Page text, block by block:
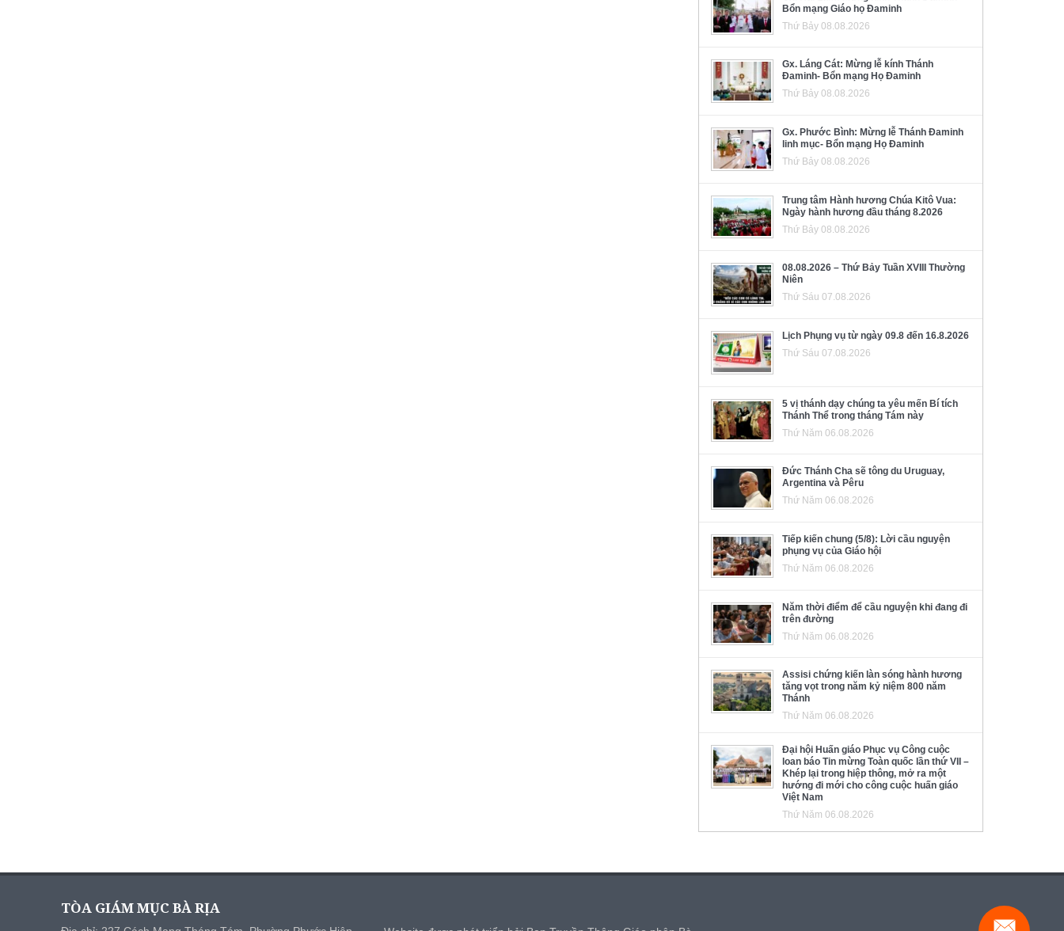
Bổn mạng Giáo họ Đaminh
Thứ Bảy 08.08.2026
Gx. Láng Cát: Mừng lễ kính Thánh
Đaminh- Bổn mạng Họ Đaminh
Thứ Bảy 08.08.2026
Gx. Phước Bình: Mừng lễ Thánh Đaminh
linh mục- Bổn mạng Họ Đaminh
Thứ Bảy 08.08.2026
Trung tâm Hành hương Chúa Kitô Vua:
Ngày hành hương đầu tháng 8.2026
Thứ Bảy 08.08.2026
08.08.2026 – Thứ Bảy Tuần XVIII Thường
Niên
Thứ Sáu 07.08.2026
Lịch Phụng vụ từ ngày 09.8 đến 16.8.2026
Thứ Sáu 07.08.2026
5 vị thánh dạy chúng ta yêu mến Bí tích
Thánh Thể trong tháng Tám này
Thứ Năm 06.08.2026
Đức Thánh Cha sẽ tông du Uruguay,
Argentina và Pêru
Thứ Năm 06.08.2026
Tiếp kiến chung (5/8): Lời cầu nguyện
phụng vụ của Giáo hội
Thứ Năm 06.08.2026
Năm thời điểm để cầu nguyện khi đang đi
trên đường
Thứ Năm 06.08.2026
Assisi chứng kiến làn sóng hành hương
tăng vọt trong năm kỷ niệm 800 năm
Thánh
Thứ Năm 06.08.2026
Đại hội Huấn giáo Phục vụ Công cuộc
loan báo Tin mừng Toàn quốc lần thứ VII –
Khép lại trong hiệp thông, mở ra một
hướng đi mới cho công cuộc huấn giáo
Việt Nam
Thứ Năm 06.08.2026
TÒA GIÁM MỤC BÀ RỊA